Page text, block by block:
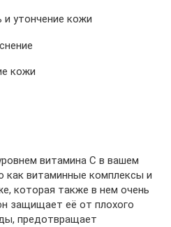
и утончение кожи
кожи
витамина С в вашем
как витаминные комплексы и
которая также в нем очень
защищает её от плохого
предотвращает